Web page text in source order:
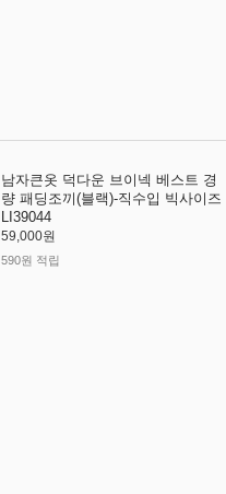
남자큰옷 덕다운 브이넥 베스트 경
량 패딩조끼(블랙)-직수입 빅사이즈
LI39044
59,000원
590원 적립